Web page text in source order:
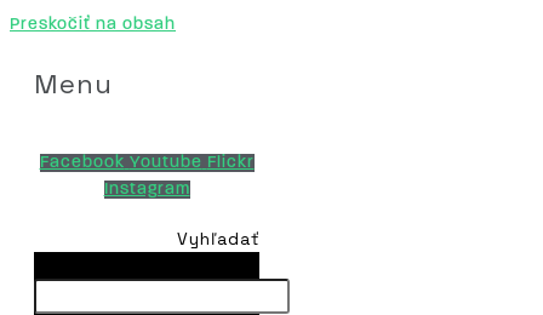
Preskočiť na obsah
Menu
Facebook Youtube Flickr
Instagram
Vyhľadať